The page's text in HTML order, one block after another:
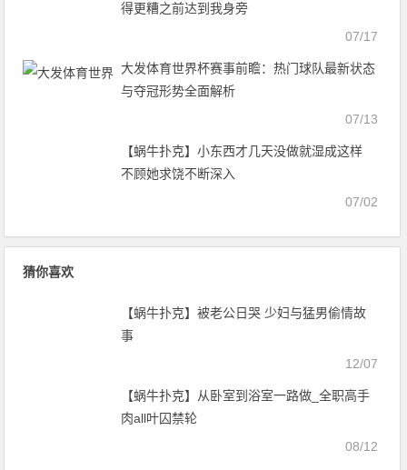
得更糟之前达到我身旁
07/17
大发体育世界杯赛事前瞻：热门球队最新状态
与夺冠形势全面解析
07/13
【蜗牛扑克】小东西才几天没做就湿成这样
不顾她求饶不断深入
07/02
猜你喜欢
【蜗牛扑克】被老公日哭 少妇与猛男偷情故
事
12/07
【蜗牛扑克】从卧室到浴室一路做_全职高手
肉all叶囚禁轮
08/12